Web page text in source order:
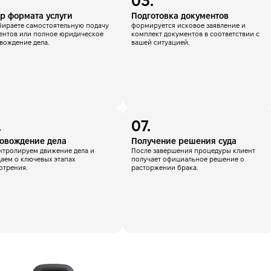
формата услуги
самостоятельную подачу
или полное юридическое
дела.
Подготовка документов
формируется исковое заявление и
комплект документов в соответствии с
вашей ситуацией.
дела
движение дела и
о ключевых этапах
Получение решения суда
После завершения процедуры клиент
получает официальное решение о
расторжении брака.
Второй супруг согласен на развод?
Нет